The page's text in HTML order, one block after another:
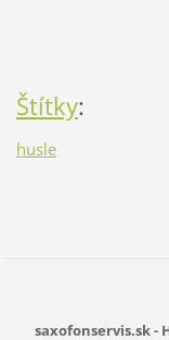
Štítky:
husle
saxofonservis.sk -